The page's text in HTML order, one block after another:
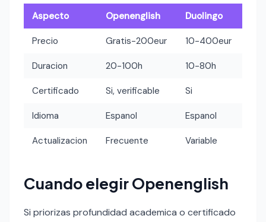
Aspecto Openenglish Duolingo
Precio Gratis-200eur 10-400eur
Duracion 20-100h 10-80h
Certificado Si, verificable Si
Idioma Espanol Espanol
Actualizacion Frecuente Variable
Cuando elegir Openenglish
Si priorizas profundidad academica o certificado